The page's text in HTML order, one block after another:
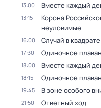
13:00 Вместе каждый
13:15
Корона
неуловимые
16:00 Случай в
17:30 Одиночное
18:00 Вместе каждый
18:15 Одиночное
19:45 В зоне особого
21:50 Ответный ход